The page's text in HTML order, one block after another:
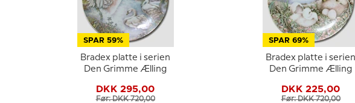
SPAR 59%
Bradex platte i serien
Den Grimme Ælling
DKK 295,00
Før: DKK 720,00
SPAR 69%
Bradex platte i serien
Den Grimme Ælling
DKK 225,00
Før: DKK 720,00